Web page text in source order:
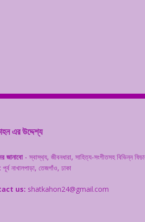
এর উদ্দেশ্য
জানাবো - স্বাস্থ‌্য, জীবনধারা, সাহিত্য-সংগীতসহ বিভিন্ন
পূর্ব নাখালপাড়া, তেজগাঁও, ঢাকা
us: shatkahon24@gmail.com